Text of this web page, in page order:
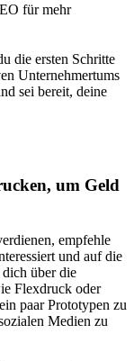
für⁢ mehr
die ersten ​Schritte
Unternehmertums
sei⁢ bereit, deine
um Geld
empfehle
und‍ auf die
über ⁤die
Flexdruck oder
paar Prototypen zu
Medien zu⁣